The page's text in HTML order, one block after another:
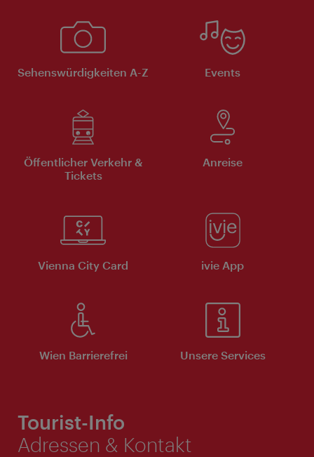
Sehenswürdigkeiten A-Z Events
Öffentlicher Verkehr &
Tickets
Anreise
Vienna City Card ivie App
Wien Barrierefrei Unsere Services
Tourist-Info
Adressen & Kontakt